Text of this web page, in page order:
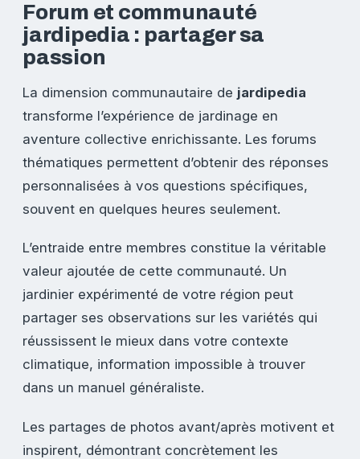
Forum et communauté
jardipedia : partager sa
passion
La dimension communautaire de jardipedia
transforme l’expérience de jardinage en
aventure collective enrichissante. Les forums
thématiques permettent d’obtenir des réponses
personnalisées à vos questions spécifiques,
souvent en quelques heures seulement.
L’entraide entre membres constitue la véritable
valeur ajoutée de cette communauté. Un
jardinier expérimenté de votre région peut
partager ses observations sur les variétés qui
réussissent le mieux dans votre contexte
climatique, information impossible à trouver
dans un manuel généraliste.
Les partages de photos avant/après motivent et
inspirent, démontrant concrètement les